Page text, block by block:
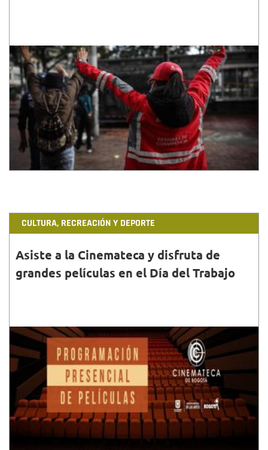
30•ABR•2022
Felipe Jiménez Ángel, secretario de Gobierno, explicó
que durante este 1 de mayo se hará
acompañamiento a las manifestaciones que se
presenten en Bogotá.
CULTURA, RECREACIÓN Y DEPORTE
Asiste a la Cinemateca y disfruta de
grandes películas en el Día del Trabajo
30•ABR•2022
'Mañana a esta hora', 'Enigma' y 'Amparo', son solo
algunos de los títulos de en la cartelera de la
Cinemateca del sábado 30 de abril y domingo 1 de
mayo.